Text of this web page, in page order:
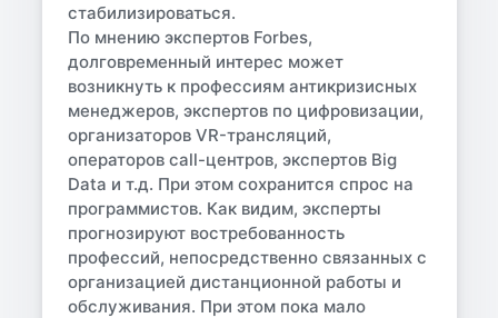
стабилизироваться.
По мнению экспертов Forbes,
долговременный интерес может
возникнуть к профессиям антикризисных
менеджеров, экспертов по цифровизации,
организаторов VR-трансляций,
операторов call-центров, экспертов Big
Data и т.д. При этом сохранится спрос на
программистов. Как видим, эксперты
прогнозируют востребованность
профессий, непосредственно связанных с
организацией дистанционной работы и
обслуживания. При этом пока мало